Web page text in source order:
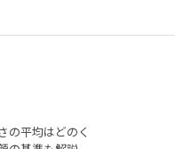
の平均はどのく